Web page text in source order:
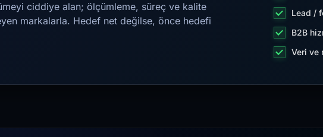
ciddiye alan; ölçümleme, süreç ve kalite
markalarla. Hedef net değilse, önce hedefi
Lead /
B2B
Veri ve